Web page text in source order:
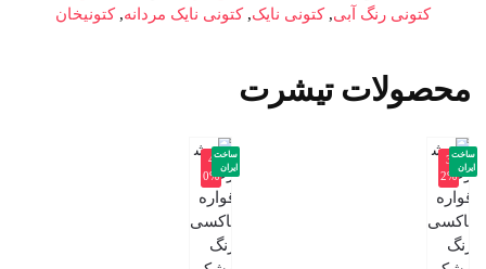
کتونی رنگ آبی,کتونی نایک,کتونی نایک مردانه,کتونیخان
محصولات تیشرت
-3
2%
ساخت
ایران
-4
0%
ساخت
ایران